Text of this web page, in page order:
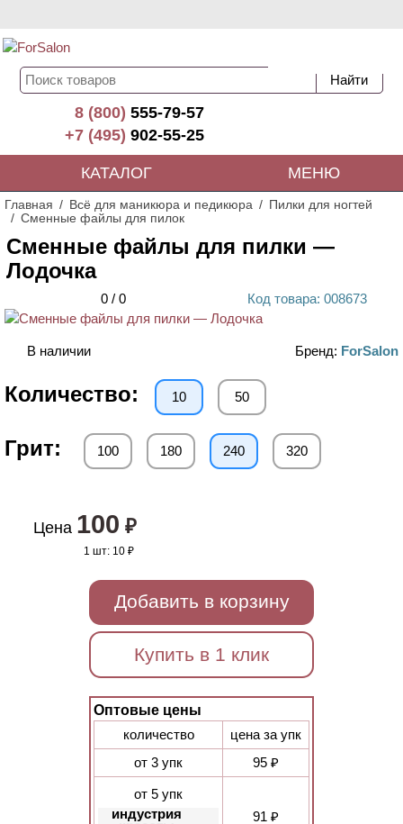
8 (800)555-79-57
+7 (495)902-55-25
КАТАЛОГ МЕНЮ
Главная Всё для маникюра и педикюра
Пилки для ногтей
Сменные файлы для пилок
Сменные файлы для пилки —
Лодочка
0 / 0 Код товара: 008673
В наличии Бренд: ForSalon
Количество: 10 50
Грит: 100 180 240 320
Цена 100 ₽
1 шт:10 ₽
Добавить в корзину
Купить в 1 клик
Оптовые цены
количество
цена за упк
от 3 упк
95 ₽
от 5 упк
индустрия
91 ₽